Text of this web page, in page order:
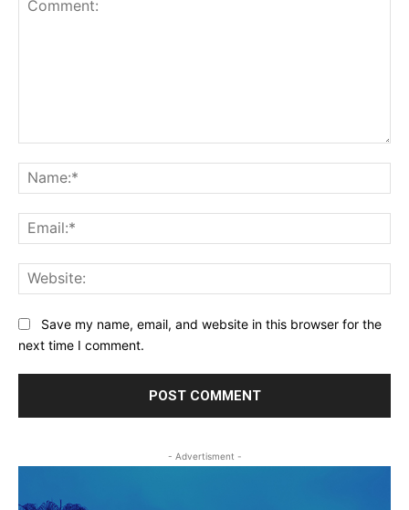
Save my name, email, and website in this browser for the
next time I comment.
- Advertisment -